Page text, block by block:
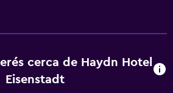
cerca de Haydn Hotel
Eisenstadt